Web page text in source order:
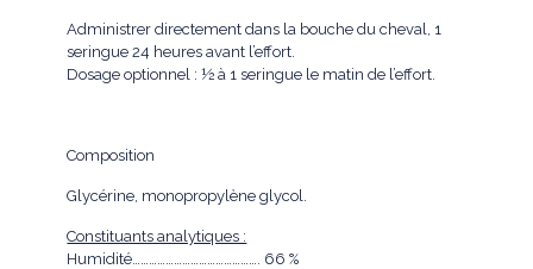
Administrer directement dans la bouche du cheval, 1
seringue 24 heures avant l’effort.
Dosage optionnel : ½ à 1 seringue le matin de l’effort.
Composition
Glycérine, monopropylène glycol.
Constituants analytiques :
Humidité………………………………………. 66 %